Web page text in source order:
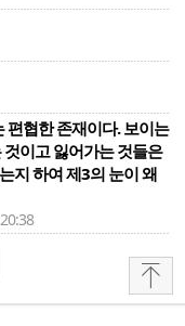
편협한 존재이다. 보이는
이고 잃어가는 것들은
지 하여 제3의 눈이 왜